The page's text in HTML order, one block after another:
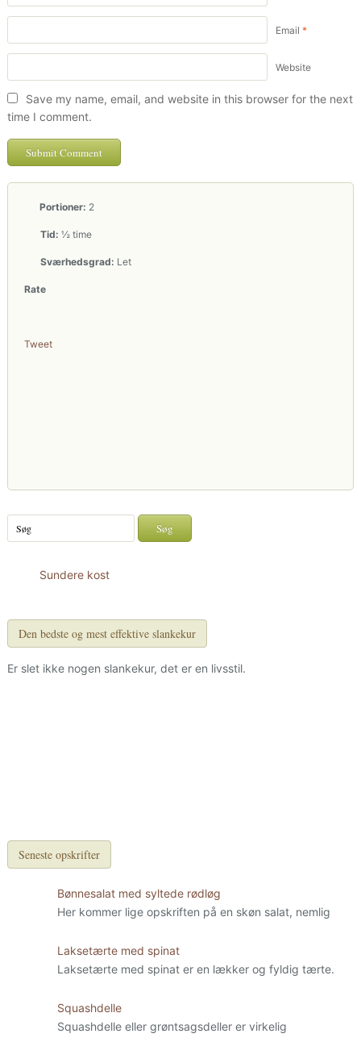
Email *
Website
Save my name, email, and website in this browser for the next
time I comment.
Portioner: 2
Tid: ½ time
Sværhedsgrad: Let
Rate
Tweet
Sundere kost
Den bedste og mest effektive slankekur
Er slet ikke nogen slankekur, det er en livsstil.
Seneste opskrifter
Bønnesalat med syltede rødløg
Her kommer lige opskriften på en skøn salat, nemlig
Laksetærte med spinat
Laksetærte med spinat er en lækker og fyldig tærte.
Squashdelle
Squashdelle eller grøntsagsdeller er virkelig